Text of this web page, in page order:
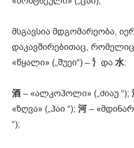
მსგავსია მდგომარეობა,
დაკავშირებითაც,
«წყალი» („შუეი“) –氵 და 水:
酒 – «ალკოჰოლი» („ძიაუ “);
«ზღვა» („ჰაი “); 河–
“);